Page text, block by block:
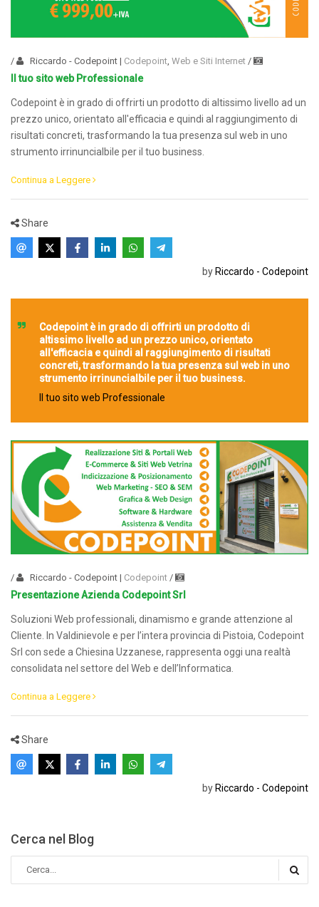
/ Riccardo - Codepoint | Codepoint Web e Siti Internet /
Il tuo sito web Professionale
Codepoint è in grado di offrirti un prodotto di altissimo livello ad un
prezzo unico, orientato all'efficacia e quindi al raggiungimento di
risultati concreti, trasformando la tua presenza sul web in uno
strumento irrinuncialbile per il tuo business.
Continua a Leggere
Share
by Riccardo - Codepoint
Codepoint è in grado di offrirti un prodotto di
altissimo livello ad un prezzo unico, orientato
all'efficacia e quindi al raggiungimento di risultati
concreti, trasformando la tua presenza sul web in uno
strumento irrinuncialbile per il tuo business.
Il tuo sito web Professionale
/ Riccardo - Codepoint | Codepoint /
Presentazione Azienda Codepoint Srl
Soluzioni Web professionali, dinamismo e grande attenzione al
Cliente. In Valdinievole e per l’intera provincia di Pistoia, Codepoint
Srl con sede a Chiesina Uzzanese, rappresenta oggi una realtà
consolidata nel settore del Web e dell’Informatica.
Continua a Leggere
Share
by Riccardo - Codepoint
Cerca nel Blog